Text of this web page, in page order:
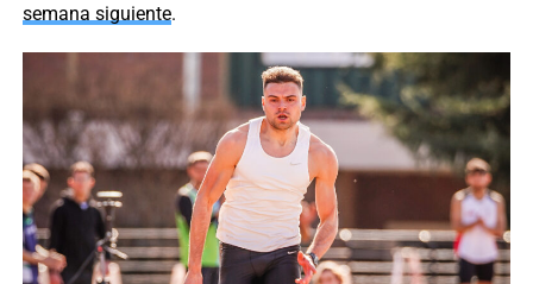
semana siguiente.